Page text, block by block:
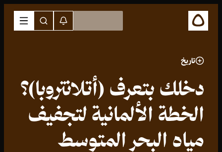
تاريخ
دخلك بتعرف (أتلانتروبا)؟
الخطة الألمانية لتجفيف
مياه البحر المتوسط